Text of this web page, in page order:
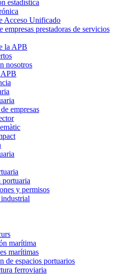
estadística
Acceso Unificado
empresas prestadoras de servicios
la APB
nosotros
empresas
portuaria
y permisos
marítima
marítimas
de espacios portuarios
ferroviaria